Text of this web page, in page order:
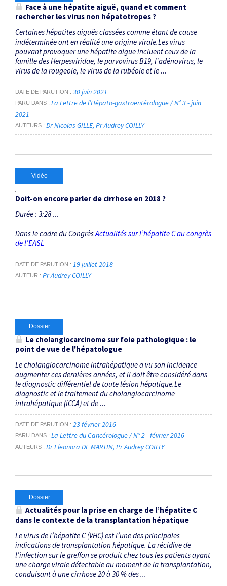
Face à une hépatite aiguë, quand et comment
rechercher les virus non hépatotropes ?
Certaines hépatites aiguës classées comme étant de cause
indéterminée ont en réalité une origine virale.Les virus
pouvant provoquer une hépatite aiguë incluent ceux de la
famille des Herpesviridae, le parvovirus B19, l'adénovirus, le
virus de la rougeole, le virus de la rubéole et le ...
DATE DE PARUTION 30 juin 2021
PARU DANS
La Lettre de l’Hépato-gastroentérologue / N° 3 - juin
2021
AUTEURS Dr Nicolas GILLE Pr Audrey COILLY
Vidéo
Doit-on encore parler de cirrhose en 2018 ?
Durée : 3:28 ...
Dans le cadre du CongrèsActualités sur l’hépatite C au congrès
de l’EASL
DATE DE PARUTION 19 juillet 2018
AUTEUR Pr Audrey COILLY
Dossier
Le cholangiocarcinome sur foie pathologique : le
point de vue de l'hépatologue
Le cholangiocarcinome intrahépatique a vu son incidence
augmenter ces dernières années, et il doit être considéré dans
le diagnostic différentiel de toute lésion hépatique.Le
diagnostic et le traitement du cholangiocarcinome
intrahépatique (iCCA) et de ...
DATE DE PARUTION 23 février 2016
PARU DANS La Lettre du Cancérologue / N° 2 - février 2016
AUTEURS Dr Eleonora DE MARTIN Pr Audrey COILLY
Dossier
Actualités pour la prise en charge de l’hépatite C
dans le contexte de la transplantation hépatique
Le virus de l’hépatite C (VHC) est l’une des principales
indications de transplantation hépatique. La récidive de
l’infection sur le greffon se produit chez tous les patients ayant
une charge virale détectable au moment de la transplantation,
conduisant à une cirrhose 20 à 30 % des ...